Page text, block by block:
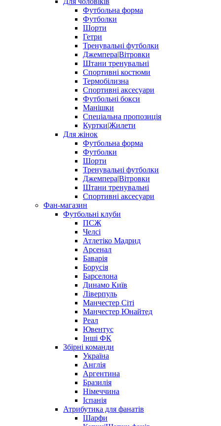
Футбольна форма
Футболки
Шорти
Гетри
Тренувальні футболки
Джемпера|Вітровки
Штани тренувальні
Спортивні костюми
Термобілизна
Спортивні аксесуари
Футбольні бокси
Манішки
Спеціальна пропозиція
Куртки|Жилети
Для жінок
Футбольна форма
Футболки
Шорти
Тренувальні футболки
Джемпера|Вітровки
Штани тренувальні
Спортивні аксесуари
Фан-магазин
Футбольні клуби
ПСЖ
Челсі
Атлетіко Мадрид
Арсенал
Баварія
Борусія
Барселона
Динамо Київ
Ліверпуль
Манчестер Сіті
Манчестер Юнайтед
Реал
Ювентус
Інші ФК
Збірні команди
Україна
Англія
Аргентина
Бразилія
Німеччина
Іспанія
Атрибутика для фанатів
Шарфи